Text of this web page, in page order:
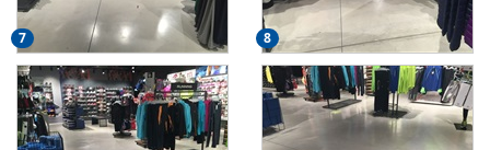
7 8